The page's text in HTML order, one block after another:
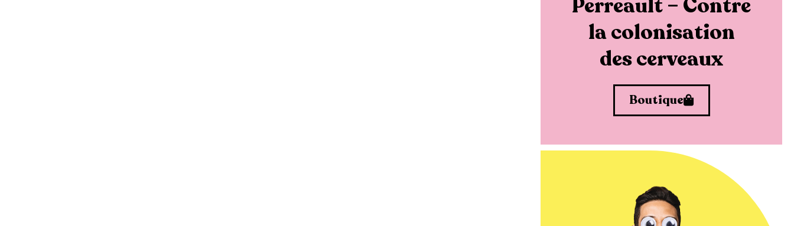
Perreault – Contre
la colonisation
des cerveaux
Boutique